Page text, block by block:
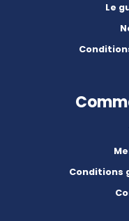
Le
Conditions